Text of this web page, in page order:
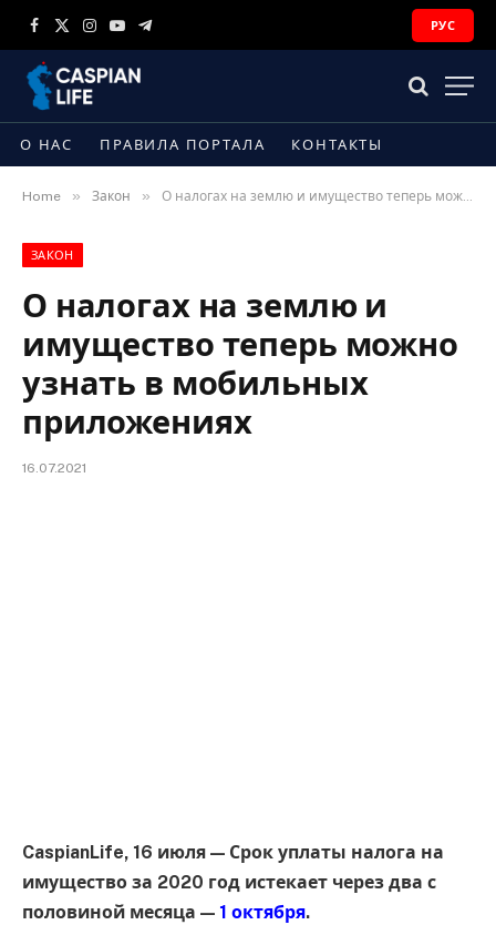
Facebook
X
Instagram
YouTubeTelegram
РУС
О НАС ПРАВИЛА ПОРТАЛА КОНТАКТЫ
Home » Закон » О налогах на землю и имущество теперь можно узнать в мобильных приложениях
ЗАКОН
О налогах на землю и
имущество теперь можно
узнать в мобильных
приложениях
16.07.2021
CaspianLife, 16 июля — Срок уплаты налога на
имущество за 2020 год истекает через два с
половиной месяца — 1 октября.